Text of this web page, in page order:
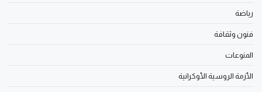
رياضة
فنون وثقافة
المنوعات
الأزمة الروسية الأوكرانية